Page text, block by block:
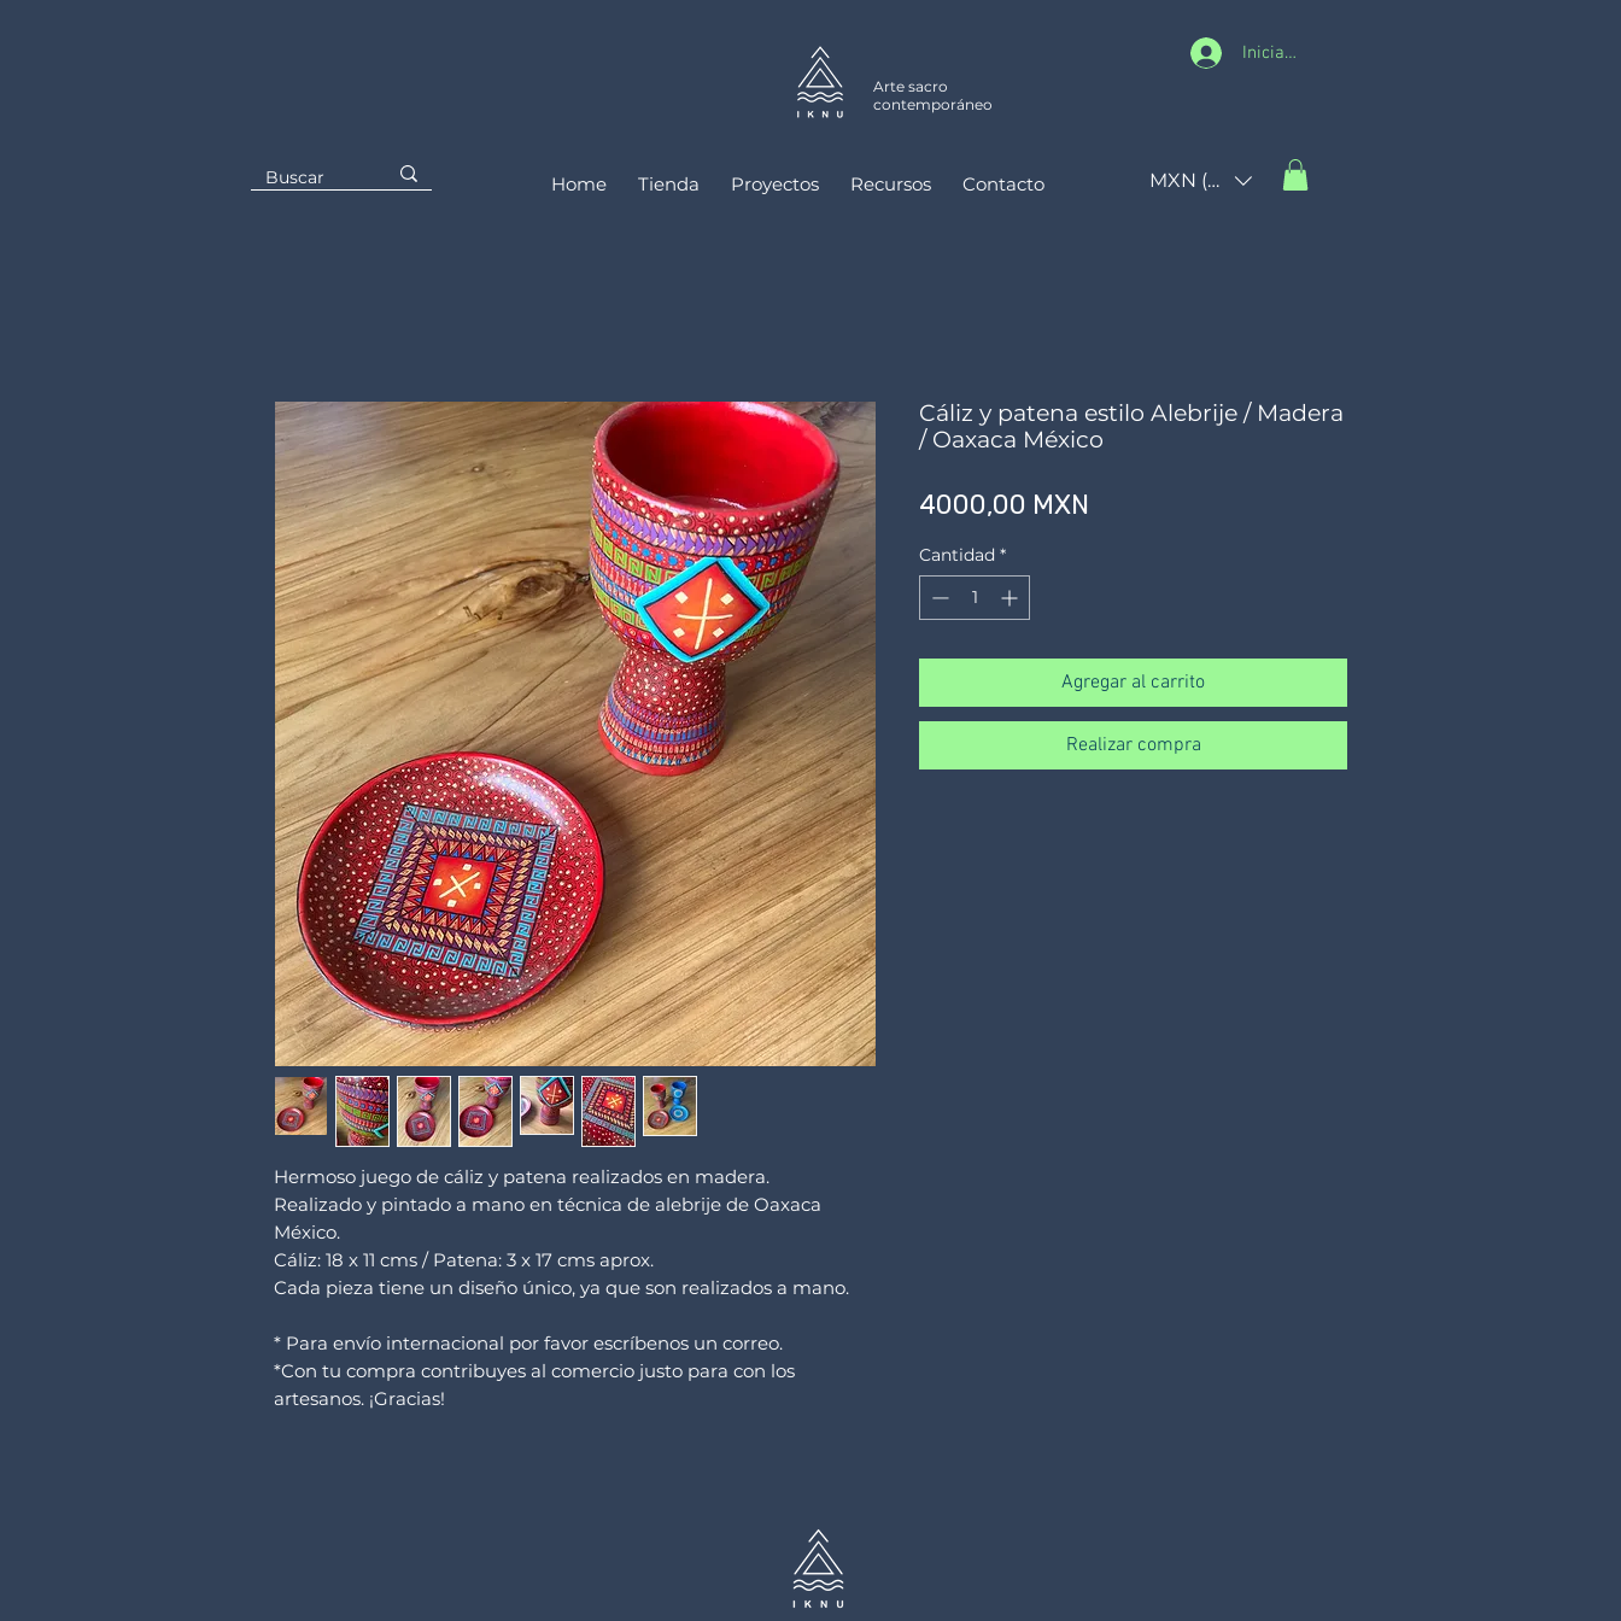
Arte sacro
contemporáneo
Iniciar sesión
Home Tienda Proyectos Recursos Contacto MXN ($)
Hermoso juego de cáliz y patena realizados en madera.
Realizado y pintado a mano en técnica de alebrije de Oaxaca
México.
Cáliz: 18 x 11 cms / Patena: 3 x 17 cms aprox.
Cada pieza tiene un diseño único, ya que son realizados a mano.
* Para envío internacional por favor escríbenos un correo.
*Con tu compra contribuyes al comercio justo para con los
artesanos. ¡Gracias!
Cáliz y patena estilo Alebrije / Madera
/ Oaxaca México
4000,00 MXN
Cantidad *
Agregar al carrito
Realizar compra